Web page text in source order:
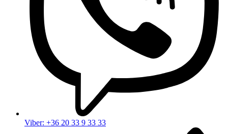
Viber: +36 20 33 9 33 33